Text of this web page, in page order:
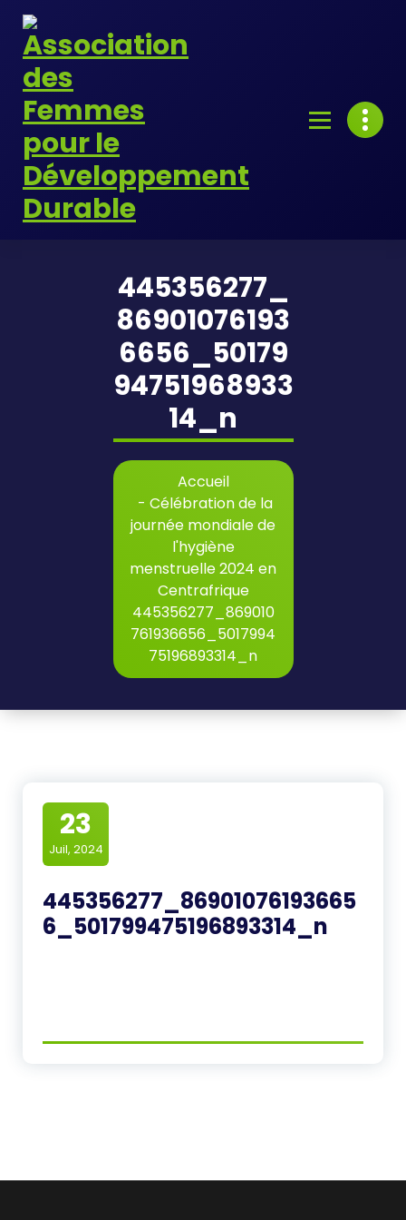
Skip
content
445356277_
86901076193
6656_50179
94751968933
14_n
Accueil
- Célébration de la
journée mondiale de
l'hygiène
menstruelle 2024 en
Centrafrique
445356277_869010
761936656_5017994
75196893314_n
23
Juil, 2024
445356277_86901076193665
6_501799475196893314_n